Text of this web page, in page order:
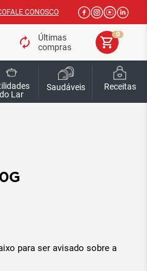
FALE CONOSCO
autorenew
Últimas
compras
shopping_cart
0
do Lar
Saudáveis Receitas
para ser avisado sobre a